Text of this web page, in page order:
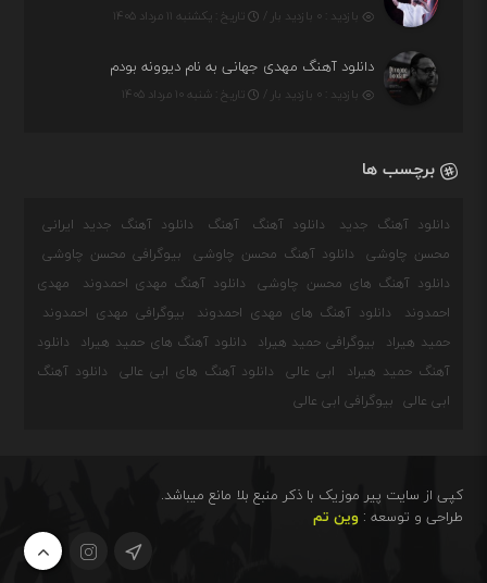
بازدید : ۰ بازدید بار / تاریخ : یکشنبه ۱۱ مرداد ۱۴۰۵
دانلود آهنگ مهدی جهانی به نام دیوونه بودم
بازدید : ۰ بازدید بار / تاریخ : شنبه ۱۰ مرداد ۱۴۰۵
برچسب ها
دانلود آهنگ جدید دانلود آهنگ آهنگ
دانلود آهنگ جدید ایرانی
محسن چاوشی
دانلود آهنگ محسن چاوشی
بیوگرافی محسن چاوشی
دانلود آهنگ های محسن چاوشی
دانلود آهنگ مهدی احمدوند
مهدی
احمدوند
دانلود آهنگ های مهدی احمدوند
بیوگرافی مهدی احمدوند
حمید هیراد
بیوگرافی حمید هیراد دانلود آهنگ های حمید هیراد
دانلود
آهنگ حمید هیراد
ابی عالی دانلود آهنگ های ابی عالی
دانلود آهنگ
ابی عالی
بیوگرافی ابی عالی
کپی از سایت پیر موزیک با ذکر منبع بلا مانع میباشد.
طراحی و توسعه :وین تم